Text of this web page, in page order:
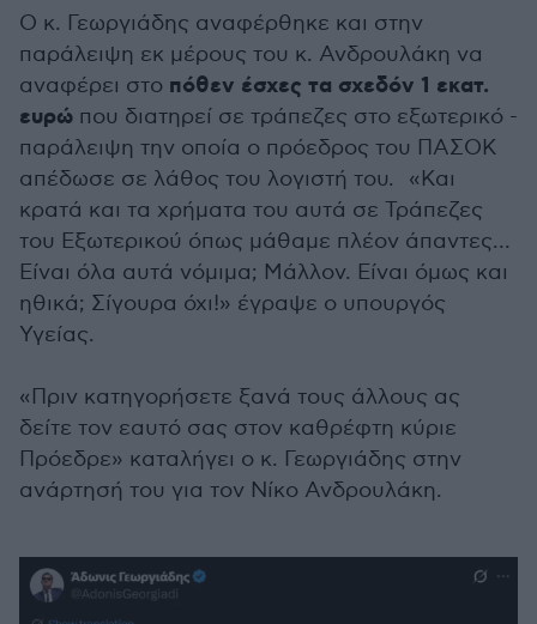
Ο κ. Γεωργιάδης αναφέρθηκε και στην
παράλειψη εκ μέρους του κ. Ανδρουλάκη να
αναφέρει στο πόθεν έσχες τα σχεδόν 1 εκατ.
ευρώ που διατηρεί σε τράπεζες στο εξωτερικό -
παράλειψη την οποία ο πρόεδρος του ΠΑΣΟΚ
απέδωσε σε λάθος του λογιστή του.
«Και
κρατά και τα χρήματα του αυτά σε Τράπεζες
του Εξωτερικού όπως μάθαμε πλέον άπαντες…
Είναι όλα αυτά νόμιμα; Μάλλον. Είναι όμως και
ηθικά; Σίγουρα όχι!» έγραψε ο υπουργός
Υγείας.
«Πριν κατηγορήσετε ξανά τους άλλους ας
δείτε τον εαυτό σας στον καθρέφτη κύριε
Πρόεδρε» καταλήγει ο κ. Γεωργιάδης στην
ανάρτησή του για τον Νίκο Ανδρουλάκη.